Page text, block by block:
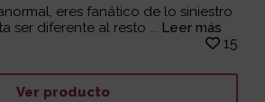
eres fanático de lo siniestro
ser diferente al resto ... Leer más
15
Ver producto